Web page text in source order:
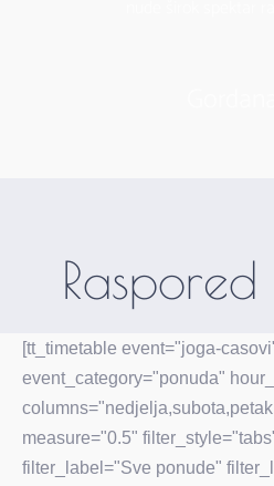
[tt_timetable event="joga-
event_category="ponuda"
measure="0.5"
filter_label="Sve ponude"